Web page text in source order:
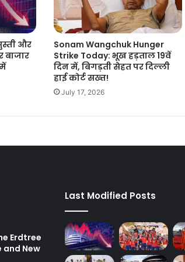
और
Sonam Wangchuk Hunger
Strike Today: भूख हड़ताल 19वें
दिन में, बिगड़ती सेहत पर दिल्ली
हाई कोर्ट सख्त!
July 17, 2026
Erdtree
and New
Last Modified Posts